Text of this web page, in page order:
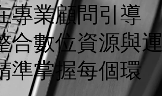
專業顧問引導
合數位資源與運
準掌握每個環